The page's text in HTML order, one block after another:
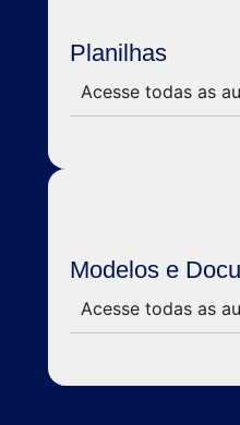
Planilhas
Acesse todas as
Modelos e
Acesse todas as